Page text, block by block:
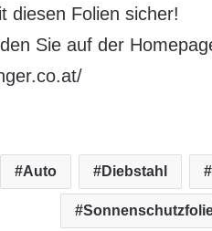
diesen Folien sicher!
Sie auf der
Auto Diebstahl